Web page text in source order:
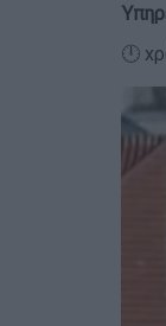
🕛